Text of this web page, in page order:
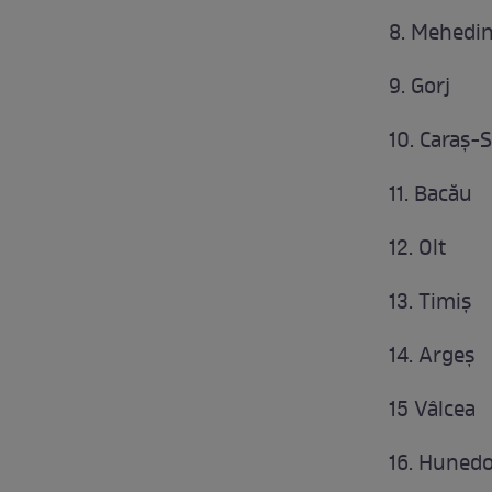
8.
9. Gorj
10. Caraş-
11. Bacău
12. Olt
13. Timiş
14. Argeş
15 Vâlcea
16.